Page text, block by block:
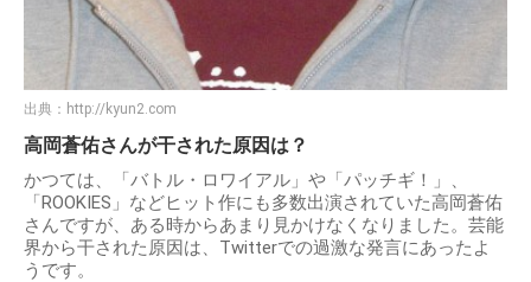
出典： http://kyun2.com
高岡蒼佑さんが干された原因は？
かつては、「バトル・ロワイアル」や「パッチギ！」、
「ROOKIES」などヒット作にも多数出演されていた高岡蒼佑
さんですが、ある時からあまり見かけなくなりました。芸能
界から干された原因は、Twitterでの過激な発言にあったよ
うです。